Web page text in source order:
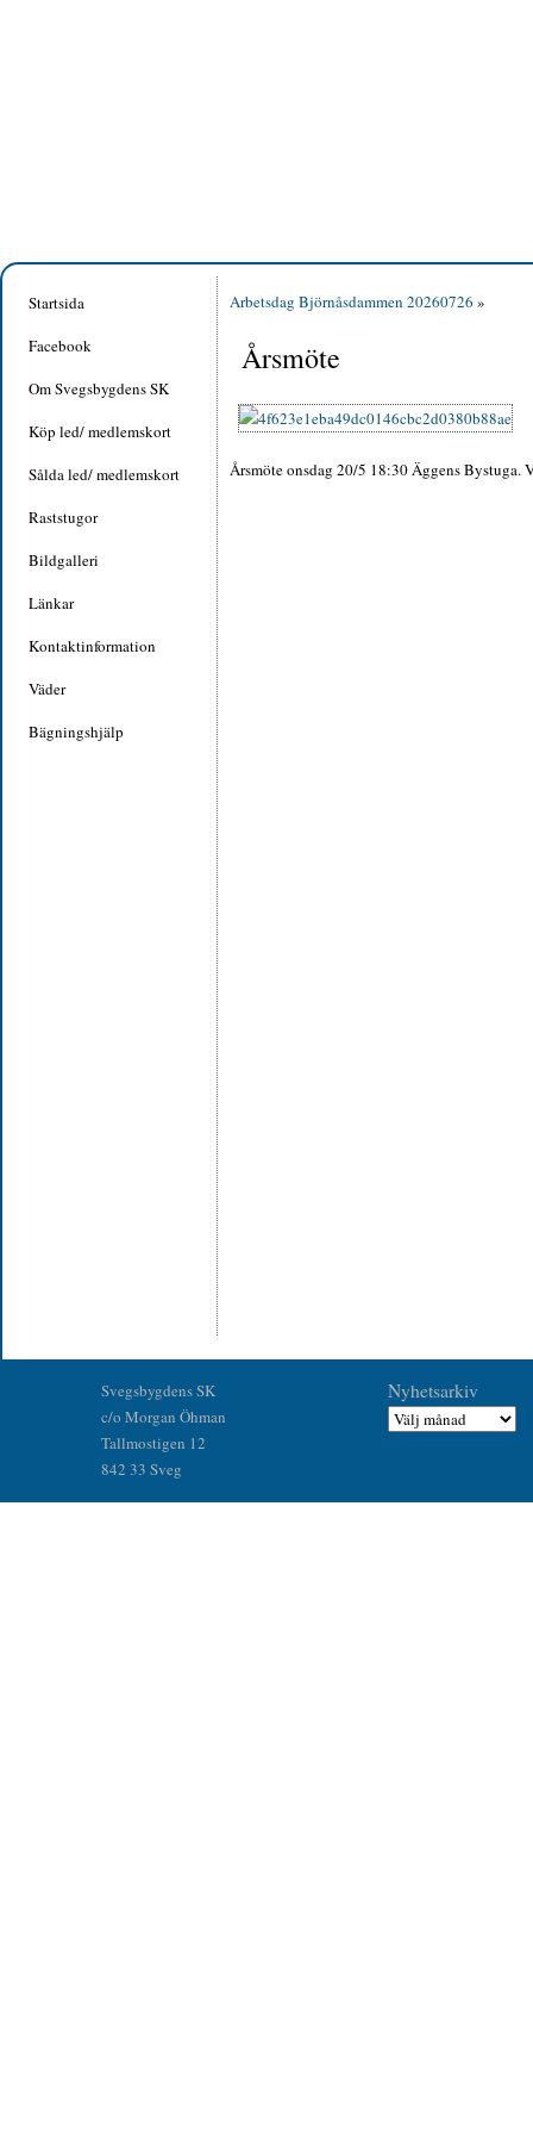
Startsida
Facebook
Om Svegsbygdens SK
Köp led/ medlemskort
Sålda led/ medlemskort
Raststugor
Bildgalleri
Länkar
Kontaktinformation
Väder
Bägningshjälp
Arbetsdag Björnåsdammen 20260726 »
Årsmöte
Årsmöte onsdag 20/5 18:30 Äggens Bystuga.
Svegsbygdens SK
c/o Morgan Öhman
Tallmostigen 12
842 33 Sveg
Nyhetsarkiv